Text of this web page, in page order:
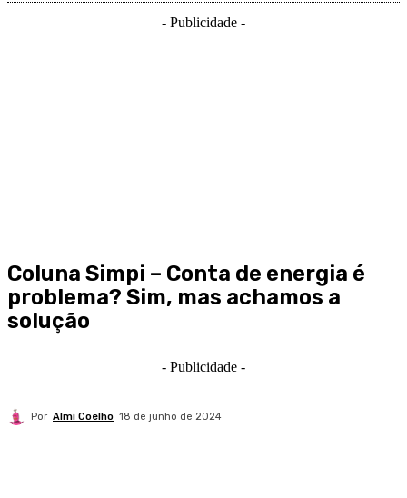
- Publicidade -
Coluna Simpi – Conta de energia é
problema? Sim, mas achamos a
solução
- Publicidade -
Por Almi Coelho 18 de junho de 2024